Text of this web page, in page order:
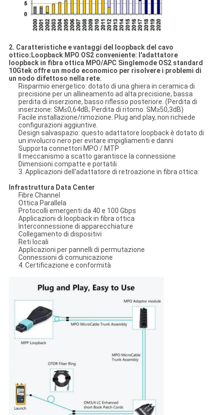
2. Caratteristiche e vantaggi del loopback del cavo
ottico: Loopback MPO OS2 conveniente: l'adattatore
loopback in fibra ottica MPO/APC Singlemode OS2 standard
10Gtek offre un modo economico per risolvere i problemi di
un nodo difettoso nella rete.
Risparmio energetico: dotato di una ghiera in ceramica di
precisione per un allineamento ad alta precisione, bassa
perdita di inserzione, basso riflesso posteriore. (Perdita di
inserzione: SM≤0,64dB; Perdita di ritorno: SM≥50,3dB)
Facile installazione/rimozione: Plug and play, non richiede
configurazioni aggiuntive.
Design salvaspazio: questo adattatore loopback è dotato di
un involucro nero per evitare impigliamenti e danni
Supporta connettori MPO / MTP
Il meccanismo a scatto garantisce la connessione
Dimensioni compatte e portatili
3. Applicazioni dell'adattatore di retroazione in fibra ottica:
Infrastruttura Data Center
Fibre Channel
Ottica Parallela
Protocolli emergenti da 40 e 100 Gbps
Applicazioni di loopback in fibra ottica
Interconnessione di apparecchiature
Collegamento di dispositivi
Reti locali
Applicazioni per pannelli di permutazione
Connessioni di comunicazione
4. Certificazione e conformità